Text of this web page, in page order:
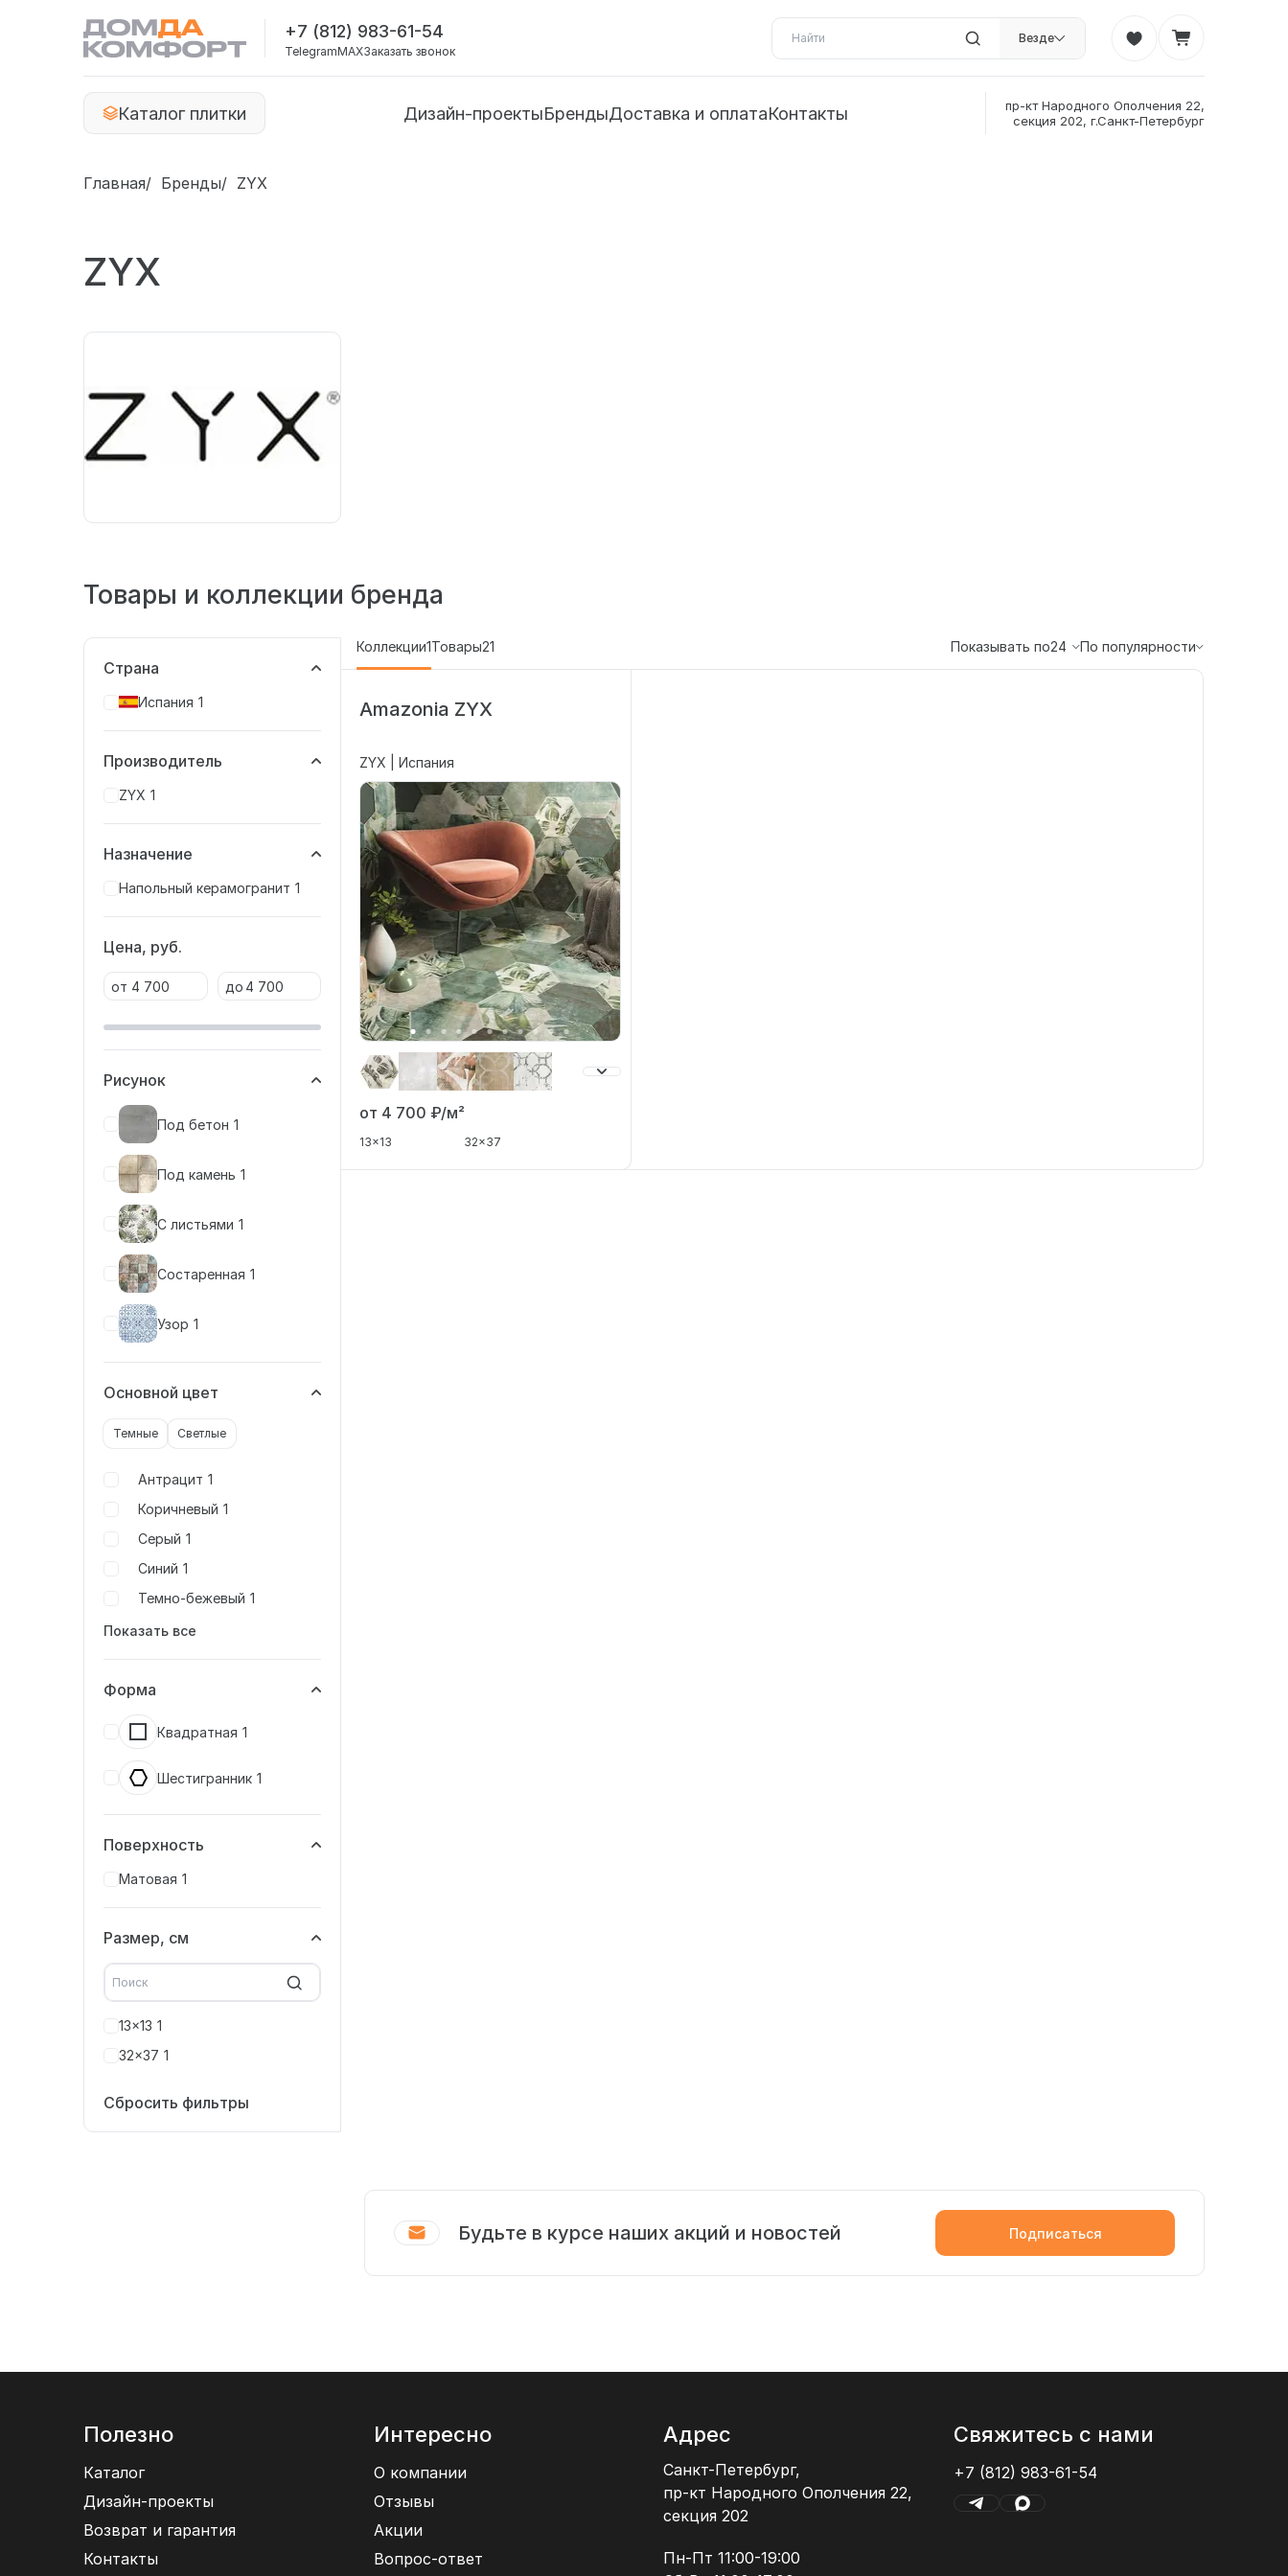
+7 (812) 983-61-54
TelegramMAXЗаказать звонок
Везде
Каталог плитки Дизайн-проектыБрендыДоставка и оплатаКонтакты
пр-кт Народного Ополчения 22,
секция 202, г.Санкт-Петербург
Главная Бренды ZYX
ZYX
Товары и коллекции бренда
Страна
Испания 1
Производитель
ZYX 1
Назначение
Напольный керамогранит 1
Цена, руб.
от до
Рисунок
Под бетон 1
Под камень 1
С листьями 1
Состаренная 1
Узор 1
Основной цвет
Темные Светлые
Антрацит 1
Коричневый 1
Серый 1
Синий 1
Темно-бежевый 1
Показать все
Форма
Квадратная 1
Шестигранник 1
Поверхность
Матовая 1
Размер, см
13x13 1
32x37 1
Сбросить фильтры
Коллекции1Товары21 Показывать по24 По популярности
Amazonia ZYX
ZYX | Испания
от 4 700 ₽/м²
13x13 32x37
Будьте в курсе наших акций и новостей Подписаться
Полезно
Каталог
Дизайн-проекты
Возврат и гарантия
Контакты
Интересно
О компании
Отзывы
Акции
Вопрос-ответ
Адрес
Санкт-Петербург,
пр-кт Народного Ополчения 22,
секция 202
Пн-Пт 11:00-19:00
Свяжитесь с нами
+7 (812) 983-61-54